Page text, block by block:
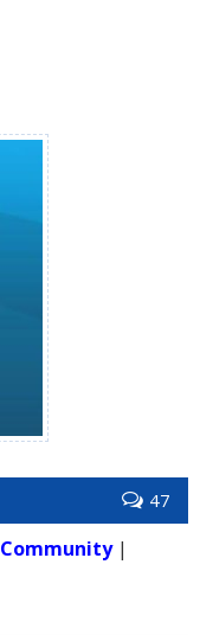
47
Community|